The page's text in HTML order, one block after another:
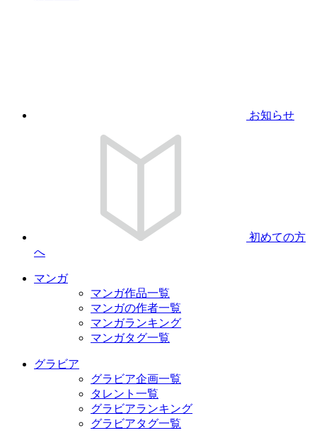
お知らせ
初めての方
へ
マンガ
マンガ作品一覧
マンガの作者一覧
マンガランキング
マンガタグ一覧
グラビア
グラビア企画一覧
タレント一覧
グラビアランキング
グラビアタグ一覧